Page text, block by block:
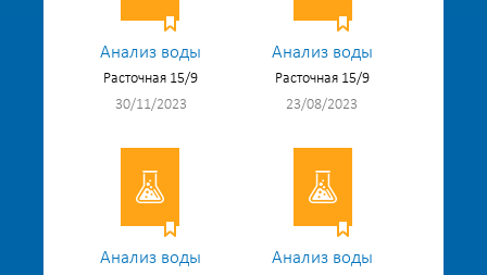
Анализ воды
Расточная 15/9
30/11/2023
Анализ воды
Расточная 15/9
23/08/2023
Анализ воды Анализ воды